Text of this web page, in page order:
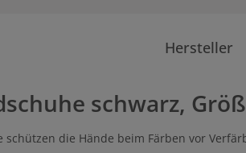
Hersteller
schwarz,
schützen die Hände beim Färben vor